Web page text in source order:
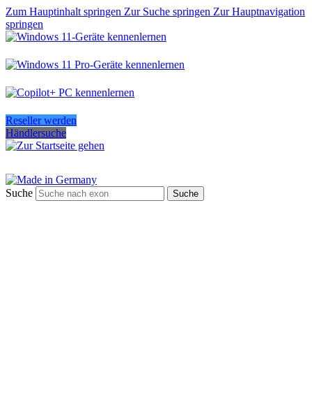
Zum Hauptinhalt springen Zur Suche springen Zur Hauptnavigation
springen
Reseller werden
Händlersuche
Suche Suche